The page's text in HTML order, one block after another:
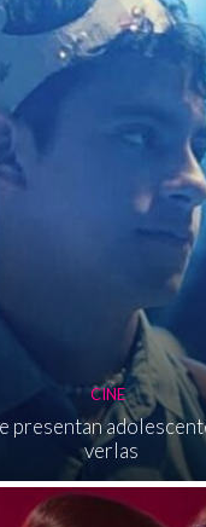
CINE
presentan
verlas